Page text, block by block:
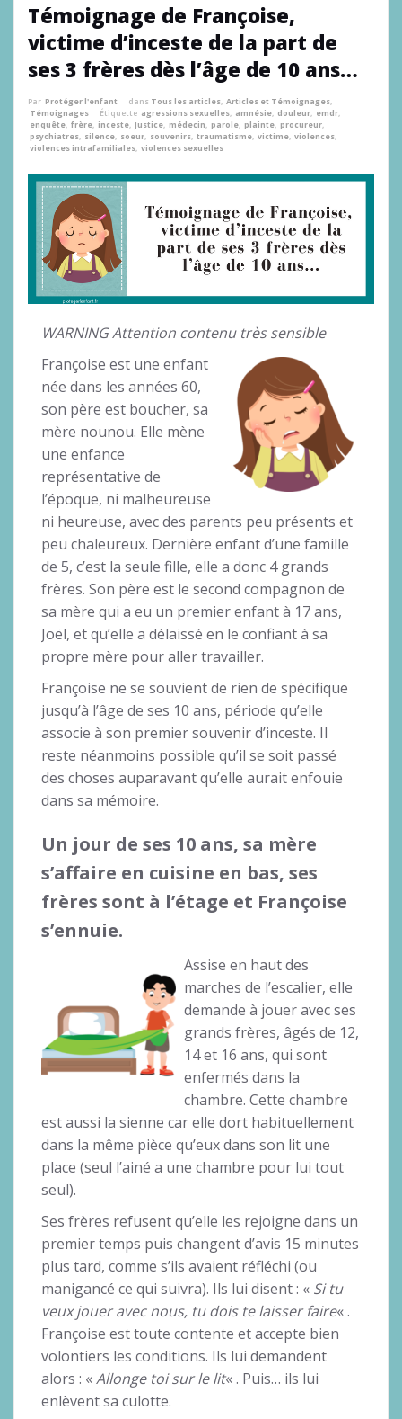
Témoignage de Françoise,
victime d’inceste de la part de
ses 3 frères dès l’âge de 10 ans…
Par Protéger l'enfant dans Tous les articles, Articles et Témoignages,
Témoignages
Étiquette agressions sexuelles, amnésie, douleur, emdr,
enquête, frère, inceste, Justice, médecin, parole, plainte, procureur,
psychiatres, silence, soeur, souvenirs, traumatisme, victime, violences,
violences intrafamiliales, violences sexuelles
WARNING Attention contenu très sensible
Françoise est une enfant
née dans les années 60,
son père est boucher, sa
mère nounou. Elle mène
une enfance
représentative de
l’époque, ni malheureuse
ni heureuse, avec des parents peu présents et
peu chaleureux. Dernière enfant d’une famille
de 5, c’est la seule fille, elle a donc 4 grands
frères. Son père est le second compagnon de
sa mère qui a eu un premier enfant à 17 ans,
Joël, et qu’elle a délaissé en le confiant à sa
propre mère pour aller travailler.
Françoise ne se souvient de rien de spécifique
jusqu’à l’âge de ses 10 ans, période qu’elle
associe à son premier souvenir d’inceste. Il
reste néanmoins possible qu’il se soit passé
des choses auparavant qu’elle aurait enfouie
dans sa mémoire.
Un jour de ses 10 ans, sa mère
s’affaire en cuisine en bas, ses
frères sont à l’étage et Françoise
s’ennuie.
Assise en haut des
marches de l’escalier, elle
demande à jouer avec ses
grands frères, âgés de 12,
14 et 16 ans, qui sont
enfermés dans la
chambre. Cette chambre
est aussi la sienne car elle dort habituellement
dans la même pièce qu’eux dans son lit une
place (seul l’ainé a une chambre pour lui tout
seul).
Ses frères refusent qu’elle les rejoigne dans un
premier temps puis changent d’avis 15 minutes
plus tard, comme s’ils avaient réfléchi (ou
manigancé ce qui suivra). Ils lui disent : « Si tu
veux jouer avec nous, tu dois te laisser faire« .
Françoise est toute contente et accepte bien
volontiers les conditions. Ils lui demandent
alors : «Allonge toi sur le lit« . Puis… ils lui
enlèvent sa culotte.